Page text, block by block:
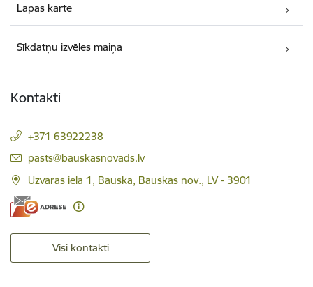
Lapas karte
Sīkdatņu izvēles maiņa
Kontakti
+371 63922238
E-pasts:
pasts@bauskasnovads.lv
Uzvaras iela 1, Bauska, Bauskas nov., LV - 3901
Visi kontakti